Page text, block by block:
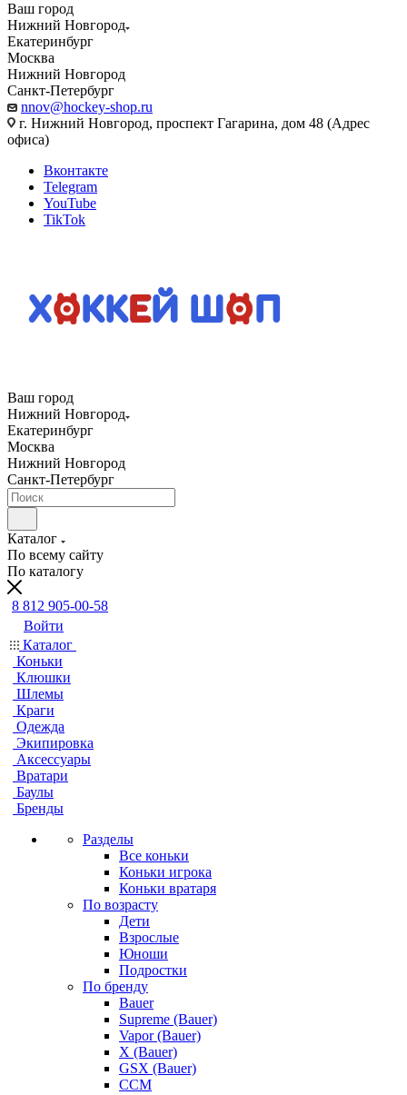
Ваш город
Нижний Новгород
Екатеринбург
Москва
Нижний Новгород
Санкт-Петербург
nnov@hockey-shop.ru
г. Нижний Новгород, проспект Гагарина, дом 48 (Адрес
офиса)
Вконтакте
Telegram
YouTube
TikTok
Ваш город
Нижний Новгород
Екатеринбург
Москва
Нижний Новгород
Санкт-Петербург
Каталог
По всему сайту
По каталогу
8 812 905-00-58
Войти
Каталог
Коньки
Клюшки
Шлемы
Краги
Одежда
Экипировка
Аксессуары
Вратари
Баулы
Бренды
Разделы
Все коньки
Коньки игрока
Коньки вратаря
По возрасту
Дети
Взрослые
Юноши
Подростки
По бренду
Bauer
Supreme (Bauer)
Vapor (Bauer)
X (Bauer)
GSX (Bauer)
CCM